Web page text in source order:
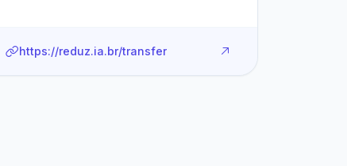
https://reduz.ia.br/transfer